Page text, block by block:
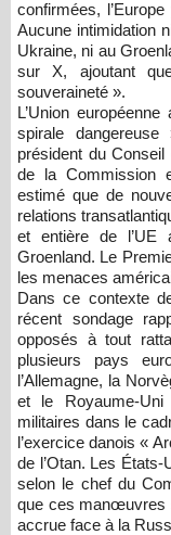
confirmées,
Aucune intimidation
Ukraine, ni au
sur X, ajoutant
souveraineté ».
L’Union
spirale
président du
de la Commission
estimé que de
relations
et entière de l’UE
Groenland. Le
les menaces
Dans ce contexte
récent sondage
opposés à tout
plusieurs pays
l’Allemagne, la
et le Royaume-
militaires dans le
l’exercice danois «
de l’Otan. Les États-
selon le chef du
que ces manœuvres
accrue face à la